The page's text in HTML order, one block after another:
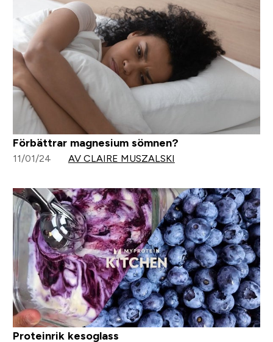
Förbättrar magnesium sömnen?
11/01/24 AV CLAIRE MUSZALSKI
Proteinrik kesoglass